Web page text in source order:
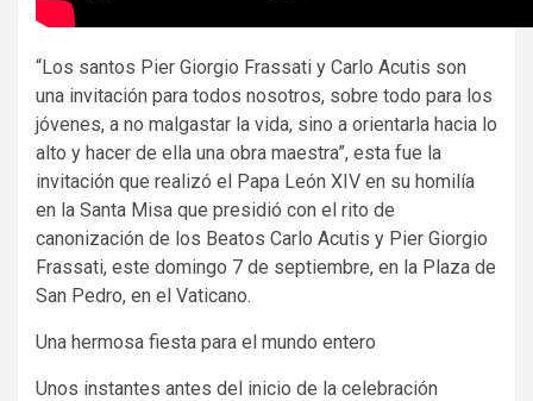
“Los santos Pier Giorgio Frassati y Carlo Acutis son
una invitación para todos nosotros, sobre todo para los
jóvenes, a no malgastar la vida, sino a orientarla hacia lo
alto y hacer de ella una obra maestra”, esta fue la
invitación que realizó el Papa León XIV en su homilía
en la Santa Misa que presidió con el rito de
canonización de los Beatos Carlo Acutis y Pier Giorgio
Frassati, este domingo 7 de septiembre, en la Plaza de
San Pedro, en el Vaticano.
Una hermosa fiesta para el mundo entero
Unos instantes antes del inicio de la celebración